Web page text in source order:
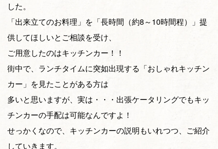
した。
「出来立てのお料理」を「長時間（約8～10時間程）」提
供してほしいとご相談を受け、
ご用意したのはキッチンカー！！
街中で、ランチタイムに突如出現する「おしゃれキッチン
カー」を見たことがある方は
多いと思いますが、実は・・・出張ケータリングでもキッ
チンカーの手配は可能なんですよ！
せっかくなので、キッチンカーの説明もいれつつ、ご紹介
していきます。